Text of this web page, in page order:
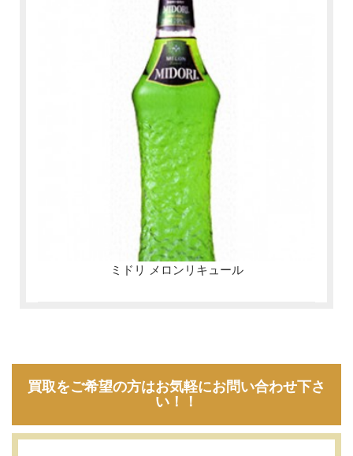
ミドリ メロンリキュール
買取をご希望の方はお気軽にお問い合わせ下さ
い！！